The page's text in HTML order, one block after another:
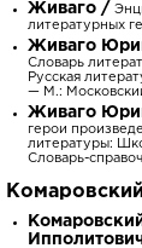
И
Е Ж
Живаго /
литературных
Живаго
Словарь
Русская
— М.:
Живаго
герои
литературы:
Словарь-
Комаровский